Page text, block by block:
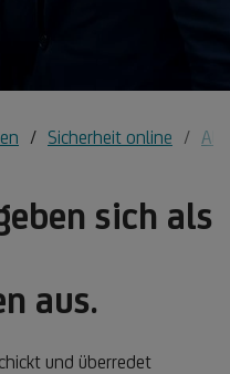
Sicherheit online
sich als
aus.
und überredet